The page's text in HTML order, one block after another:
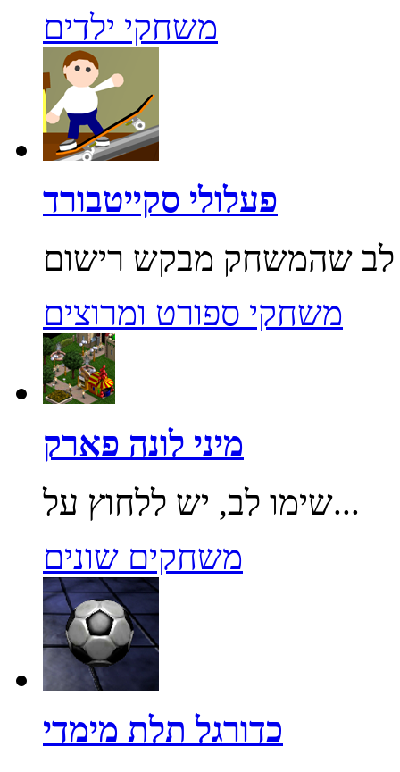
משחקי ילדים
פעלולי סקייטבורד
משחקי ספורט ומרוצים
מיני לונה פארק
שימו לב, יש ללחוץ על...
משחקים שונים
כדורגל תלת מימדי